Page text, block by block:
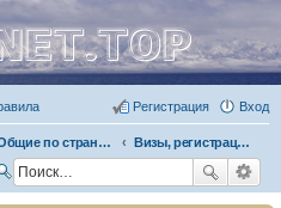
Вход
Регистрация
Общие по стране темы Визы, регистрация, пропуска в погранзоны и прочие документы